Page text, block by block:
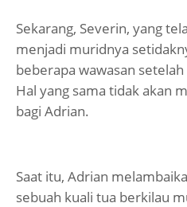
Sekarang, Severin, yang
menjadi muridnya
beberapa wawasan
Hal yang sama tidak akan
bagi Adrian.
Saat itu, Adrian
sebuah kuali tua berkilau